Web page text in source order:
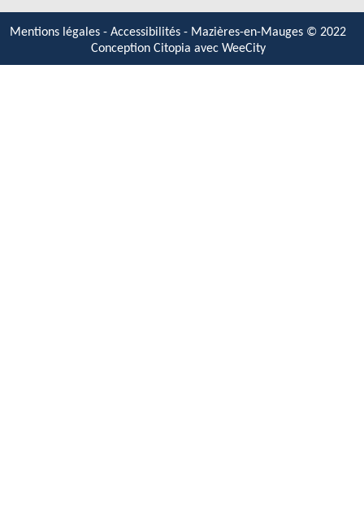
Mentions légales - Accessibilités - Mazières-en-Mauges © 2022
Conception Citopia avec WeeCity